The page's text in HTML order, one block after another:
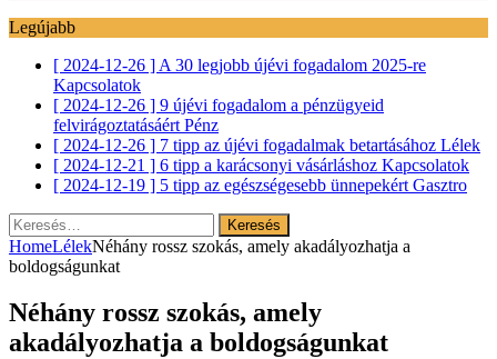
Legújabb
[ 2024-12-26 ] A 30 legjobb újévi fogadalom 2025-re
Kapcsolatok
[ 2024-12-26 ] 9 újévi fogadalom a pénzügyeid
felvirágoztatásáért Pénz
[ 2024-12-26 ] 7 tipp az újévi fogadalmak betartásához Lélek
[ 2024-12-21 ] 6 tipp a karácsonyi vásárláshoz Kapcsolatok
[ 2024-12-19 ] 5 tipp az egészségesebb ünnepekért Gasztro
Keresés:
HomeLélekNéhány rossz szokás, amely akadályozhatja a
boldogságunkat
Néhány rossz szokás, amely
akadályozhatja a boldogságunkat